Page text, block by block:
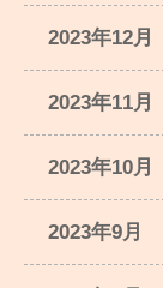
2023年12月
2023年11月
2023年10月
2023年9月